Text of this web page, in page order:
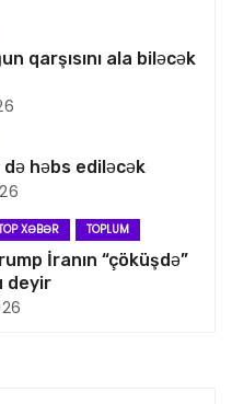
qarşısını ala biləcək
də həbs ediləcək
XƏBƏR TOPLUM
İranın “çöküşdə”
deyir